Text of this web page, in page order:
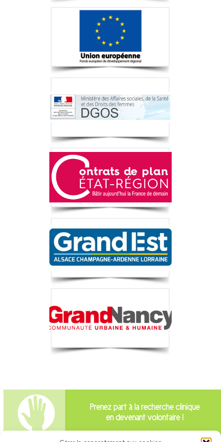
Prenez part à la recherche clinique
en devenant volontaire !